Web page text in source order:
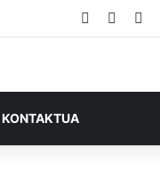
Facebook
KONTAKTUA